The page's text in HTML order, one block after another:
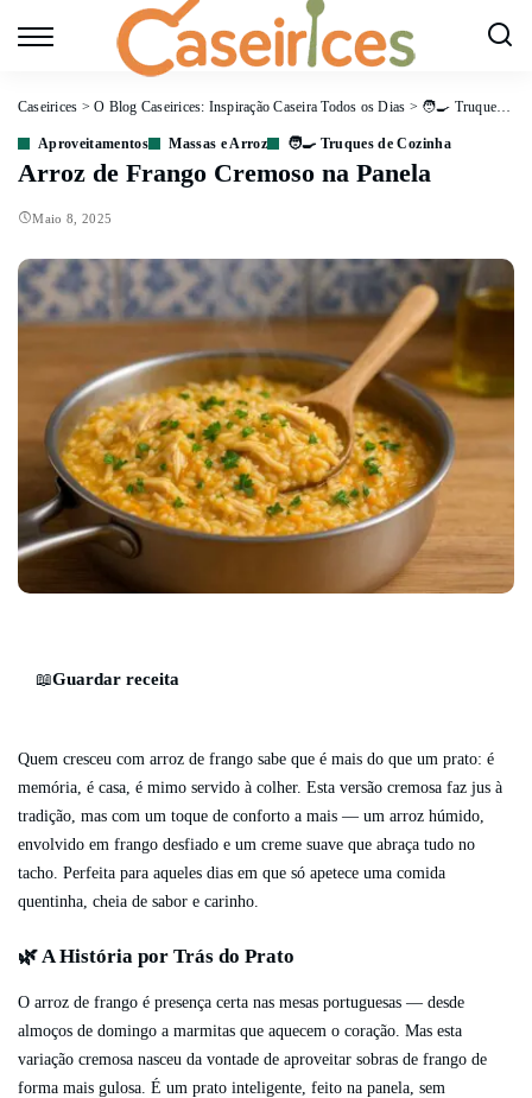
Caseirices >O Blog Caseirices: Inspiração Caseira Todos os Dias > 🧑‍🍳 Truques de Cozinha
Aproveitamentos Massas e Arroz 🧑‍🍳 Truques de Cozinha
Arroz de Frango Cremoso na Panela
Maio 8, 2025
📖Guardar receita
Quem cresceu com arroz de frango sabe que é mais do que um prato: é
memória, é casa, é mimo servido à colher. Esta versão cremosa faz jus à
tradição, mas com um toque de conforto a mais — um arroz húmido,
envolvido em frango desfiado e um creme suave que abraça tudo no
tacho. Perfeita para aqueles dias em que só apetece uma comida
quentinha, cheia de sabor e carinho.
🌿 A História por Trás do Prato
O arroz de frango é presença certa nas mesas portuguesas — desde
almoços de domingo a marmitas que aquecem o coração. Mas esta
variação cremosa nasceu da vontade de aproveitar sobras de frango de
forma mais gulosa. É um prato inteligente, feito na panela, sem